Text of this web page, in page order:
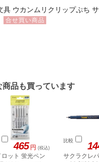
具 ウカンムリクリップぷち
合せ買い商品
品も買っています
465 円 (税込)
ロット 蛍光ペン
比較
サクラクレ